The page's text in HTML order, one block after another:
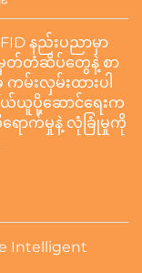
နည်းပညာမှာ
မှတ်တံဆိပ်တွေနဲ့ စာ
းလှမ်းထားပါ
ယူပို့ဆောင်ရေးက
ောက်မှုနဲ့ လုံခြုံမှုကို
Intelligent